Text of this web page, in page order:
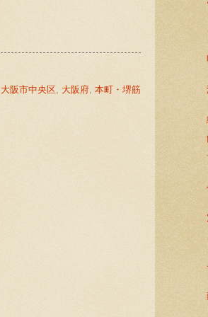
大阪市中央区, 大阪府, 本町・堺筋